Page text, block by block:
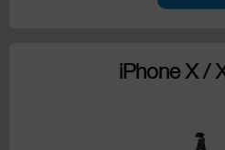
iPhone X /